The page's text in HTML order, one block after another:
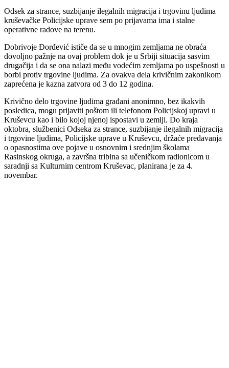
Odsek za strance, suzbijanje ilegalnih migracija i trgovinu ljudima
kruševačke Policijske uprave sem po prijavama ima i stalne
operativne radove na terenu.
Dobrivoje Đorđević ističe da se u mnogim zemljama ne obraća
dovoljno pažnje na ovaj problem dok je u Srbiji situacija sasvim
drugačija i da se ona nalazi među vodećim zemljama po uspešnosti u
borbi protiv trgovine ljudima. Za ovakva dela krivičnim zakonikom
zaprećena je kazna zatvora od 3 do 12 godina.
Krivično delo trgovine ljudima građani anonimno, bez ikakvih
posledica, mogu prijaviti poštom ili telefonom Policijskoj upravi u
Kruševcu kao i bilo kojoj njenoj ispostavi u zemlji. Do kraja
oktobra, službenici Odseka za strance, suzbijanje ilegalnih migracija
i trgovine ljudima, Policijske uprave u Kruševcu, držaće predavanja
o opasnostima ove pojave u osnovnim i srednjim školama
Rasinskog okruga, a završna tribina sa učeničkom radionicom u
saradnji sa Kulturnim centrom Kruševac, planirana je za 4.
novembar.